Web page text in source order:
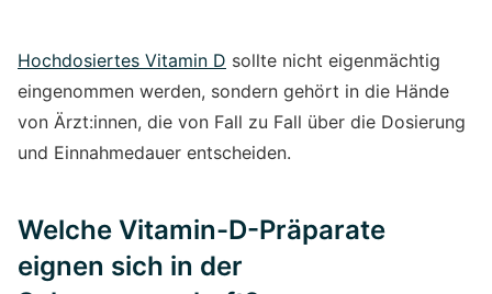
Hochdosiertes Vitamin D sollte nicht eigenmächtig
eingenommen werden, sondern gehört in die Hände
von Ärzt:innen, die von Fall zu Fall über die Dosierung
und Einnahmedauer entscheiden.
Welche Vitamin-D-Präparate
eignen sich in der